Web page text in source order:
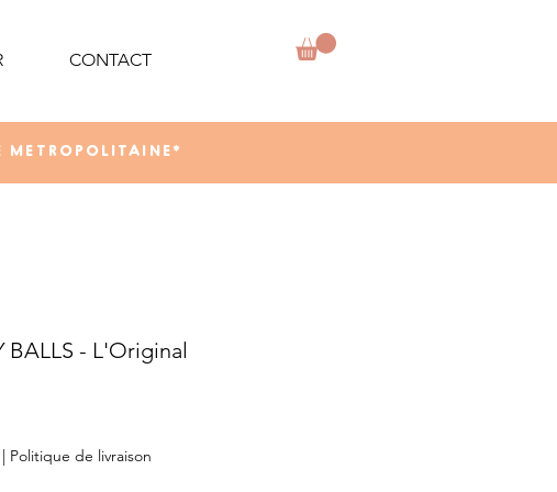
CONTACT
METROPOLITAINE*
BALLS - L'Original
| Politique de livraison